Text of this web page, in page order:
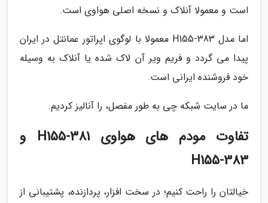
است و معمولا آنلاک و نسخه اصلی هواوی است.
اما مدل H155-383 معمولا با لوگوی اپراتور عمانتل در ایران
پیدا می گردد و فریم ویر آن لاک شده یا آنلاک به وسیله
خود فروشنده ایرانی است.
ما در سایت شبکه چی به طور مفصل، را آنالیز کردیم.
تفاوت مودم های هواوی H155-381 و
H155-383
خیالتان را راحت کنیم؛ در سخت افزار، پردازنده، پشتیبانی از